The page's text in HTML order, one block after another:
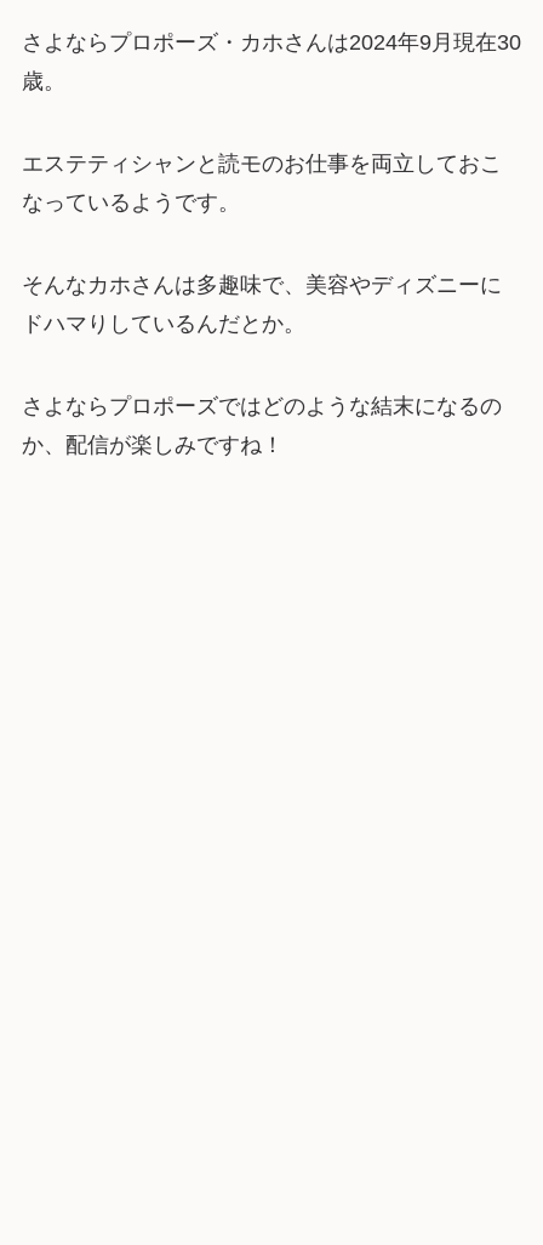
さよならプロポーズ・カホさんは2024年9月現在30
歳。
エステティシャンと読モのお仕事を両立しておこ
なっているようです。
そんなカホさんは多趣味で、美容やディズニーに
ドハマりしているんだとか。
さよならプロポーズではどのような結末になるの
か、配信が楽しみですね！